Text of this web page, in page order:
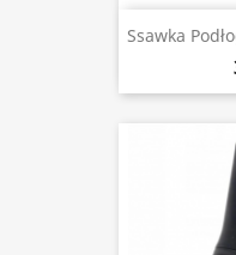
Ssawka